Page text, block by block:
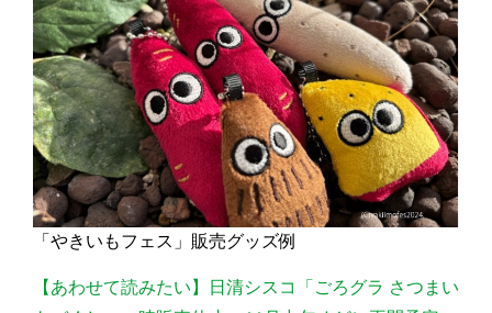
「やきいもフェス」販売グッズ例
【あわせて読みたい】日清シスコ「ごろグラ さつまい